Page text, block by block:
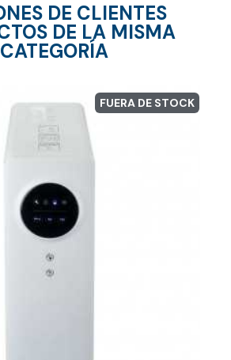
DE CLIENTES
DE LA MISMA
CATEGORÍA
FUERA DE STOCK